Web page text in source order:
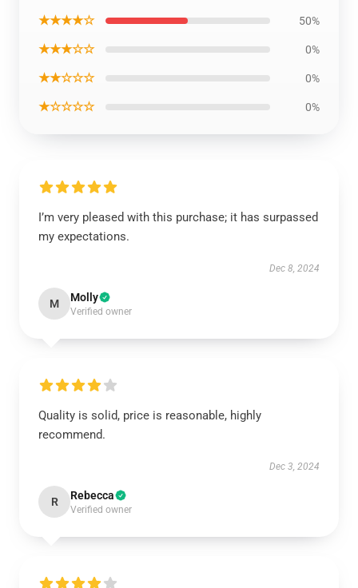
★★★★☆ 50%
★★★☆☆ 0%
★★☆☆☆ 0%
★☆☆☆☆ 0%
I’m very pleased with this purchase; it has surpassed
my expectations.
Dec 8, 2024
M Molly
Verified owner
Quality is solid, price is reasonable, highly
recommend.
Dec 3, 2024
R Rebecca
Verified owner